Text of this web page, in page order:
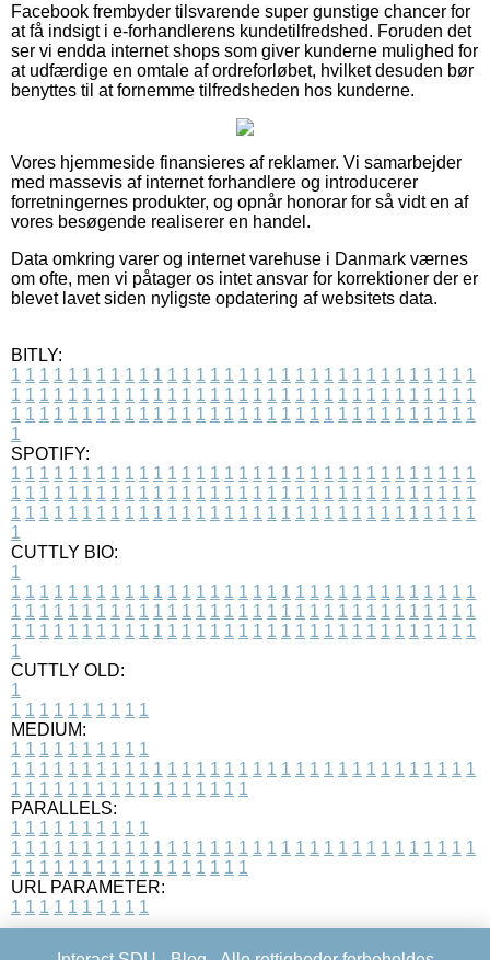
Facebook frembyder tilsvarende super gunstige chancer for
at få indsigt i e-forhandlerens kundetilfredshed. Foruden det
ser vi endda internet shops som giver kunderne mulighed for
at udfærdige en omtale af ordreforløbet, hvilket desuden bør
benyttes til at fornemme tilfredsheden hos kunderne.
Vores hjemmeside finansieres af reklamer. Vi samarbejder
med massevis af internet forhandlere og introducerer
forretningernes produkter, og opnår honorar for så vidt en af
vores besøgende realiserer en handel.
Data omkring varer og internet varehuse i Danmark værnes
om ofte, men vi påtager os intet ansvar for korrektioner der er
blevet lavet siden nyligste opdatering af websitets data.
BITLY:
1 1 1 1 1 1 1 1 1 1 1 1 1 1 1 1 1 1 1 1 1 1 1 1 1 1 1 1 1 1 1 1 1
1 1 1 1 1 1 1 1 1 1 1 1 1 1 1 1 1 1 1 1 1 1 1 1 1 1 1 1 1 1 1 1 1
1 1 1 1 1 1 1 1 1 1 1 1 1 1 1 1 1 1 1 1 1 1 1 1 1 1 1 1 1 1 1 1 1
1
SPOTIFY:
1 1 1 1 1 1 1 1 1 1 1 1 1 1 1 1 1 1 1 1 1 1 1 1 1 1 1 1 1 1 1 1 1
1 1 1 1 1 1 1 1 1 1 1 1 1 1 1 1 1 1 1 1 1 1 1 1 1 1 1 1 1 1 1 1 1
1 1 1 1 1 1 1 1 1 1 1 1 1 1 1 1 1 1 1 1 1 1 1 1 1 1 1 1 1 1 1 1 1
1
CUTTLY BIO:
1
1 1 1 1 1 1 1 1 1 1 1 1 1 1 1 1 1 1 1 1 1 1 1 1 1 1 1 1 1 1 1 1 1
1 1 1 1 1 1 1 1 1 1 1 1 1 1 1 1 1 1 1 1 1 1 1 1 1 1 1 1 1 1 1 1 1
1 1 1 1 1 1 1 1 1 1 1 1 1 1 1 1 1 1 1 1 1 1 1 1 1 1 1 1 1 1 1 1 1
1
CUTTLY OLD:
1
1 1 1 1 1 1 1 1 1 1
MEDIUM:
1 1 1 1 1 1 1 1 1 1
1 1 1 1 1 1 1 1 1 1 1 1 1 1 1 1 1 1 1 1 1 1 1 1 1 1 1 1 1 1 1 1 1
1 1 1 1 1 1 1 1 1 1 1 1 1 1 1 1 1
PARALLELS:
1 1 1 1 1 1 1 1 1 1
1 1 1 1 1 1 1 1 1 1 1 1 1 1 1 1 1 1 1 1 1 1 1 1 1 1 1 1 1 1 1 1 1
1 1 1 1 1 1 1 1 1 1 1 1 1 1 1 1 1
URL PARAMETER:
1 1 1 1 1 1 1 1 1 1